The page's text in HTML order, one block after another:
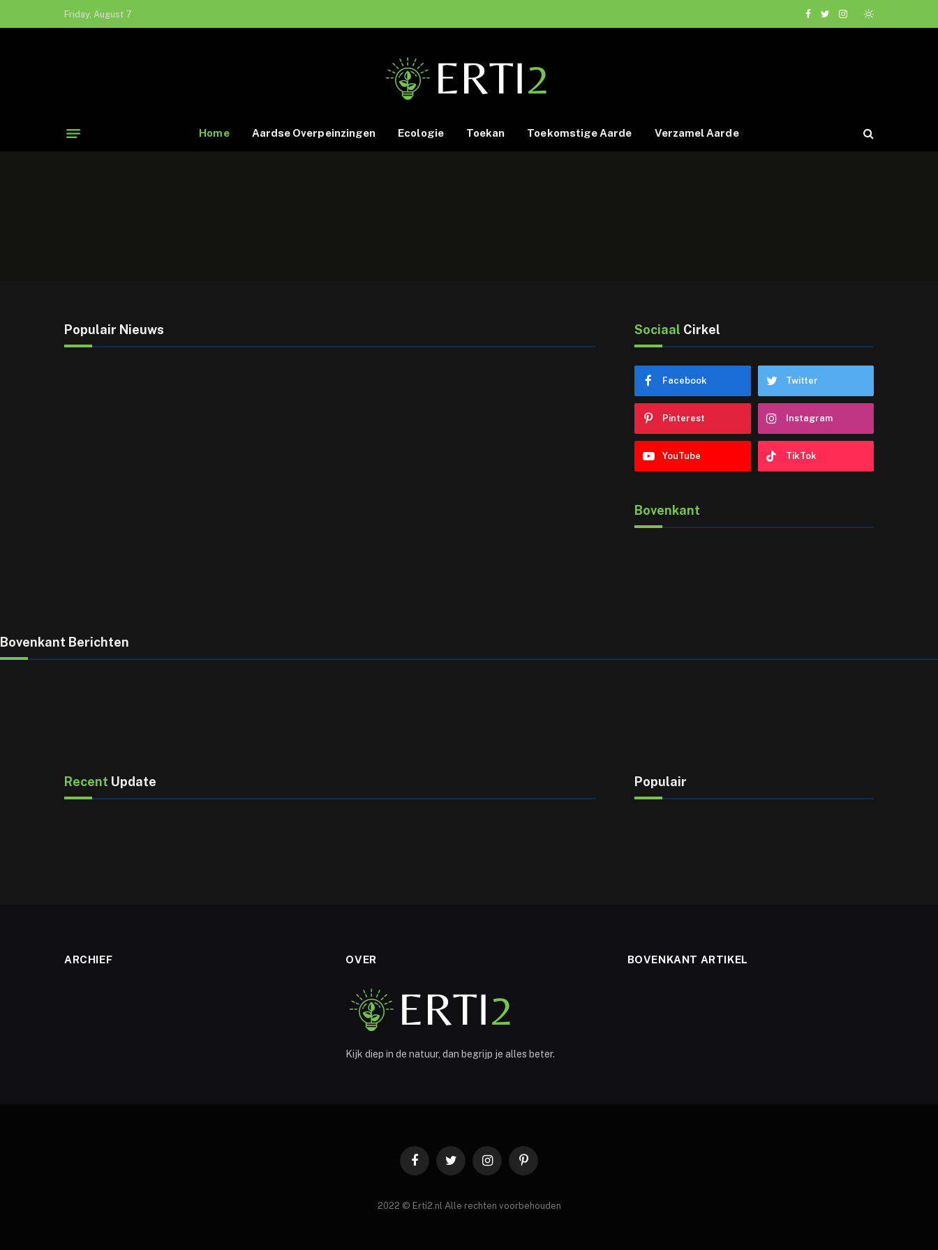
Friday, August 7
Facebook
TwitterInstagram
Home Aardse Overpeinzingen Ecologie Toekan Toekomstige Aarde Verzamel Aarde
Populair Nieuws Sociaal Cirkel
Facebook Twitter
Pinterest Instagram
YouTube TikTok
Bovenkant
Bovenkant Berichten
Recent Update Populair
ARCHIEF OVER
Kijk diep in de natuur, dan begrijp je alles beter.
BOVENKANT ARTIKEL
FacebookTwitter InstagramPinterest
2022 © Erti2.nl Alle rechten voorbehouden